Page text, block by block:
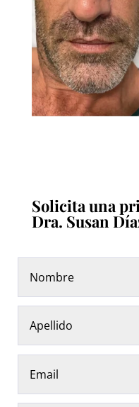
Solicita una
Dra. Susan